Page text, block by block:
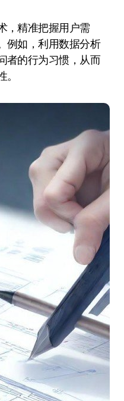
，精准把握用户需
例如，利用数据分析
者的行为习惯，从而